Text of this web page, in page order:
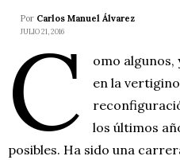
Por Carlos Manuel Álvarez
JULIO 21, 2016
C
omo
en la
los últimos
posibles. Ha sido una